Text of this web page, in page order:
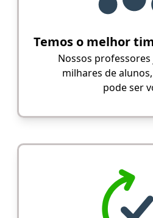
Temos o melhor
Nossos
milhares de
pode ser